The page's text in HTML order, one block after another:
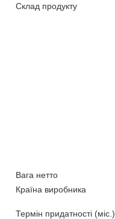
Склад продукту
Вага нетто
Країна виробника
Термін придатності (міс.)